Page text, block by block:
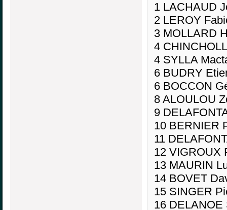
1 LACHAUD
2 LEROY
3 MOLLARD
4
4 SYLLA
6 BUDRY
6 BOCCON
8 ALOULOU
9
10 BERNIER
11
12 VIGROUX
13 MAURIN
14 BOVET
15 SINGER
16 DELANOE